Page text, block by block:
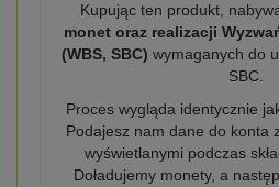
Kupując ten produkt,
monet oraz realizacji
(WBS, SBC) wymaganych do
SBC.
Proces wygląda identycznie
Podajesz nam dane do konta
wyświetlanymi podczas
Doładujemy monety, a